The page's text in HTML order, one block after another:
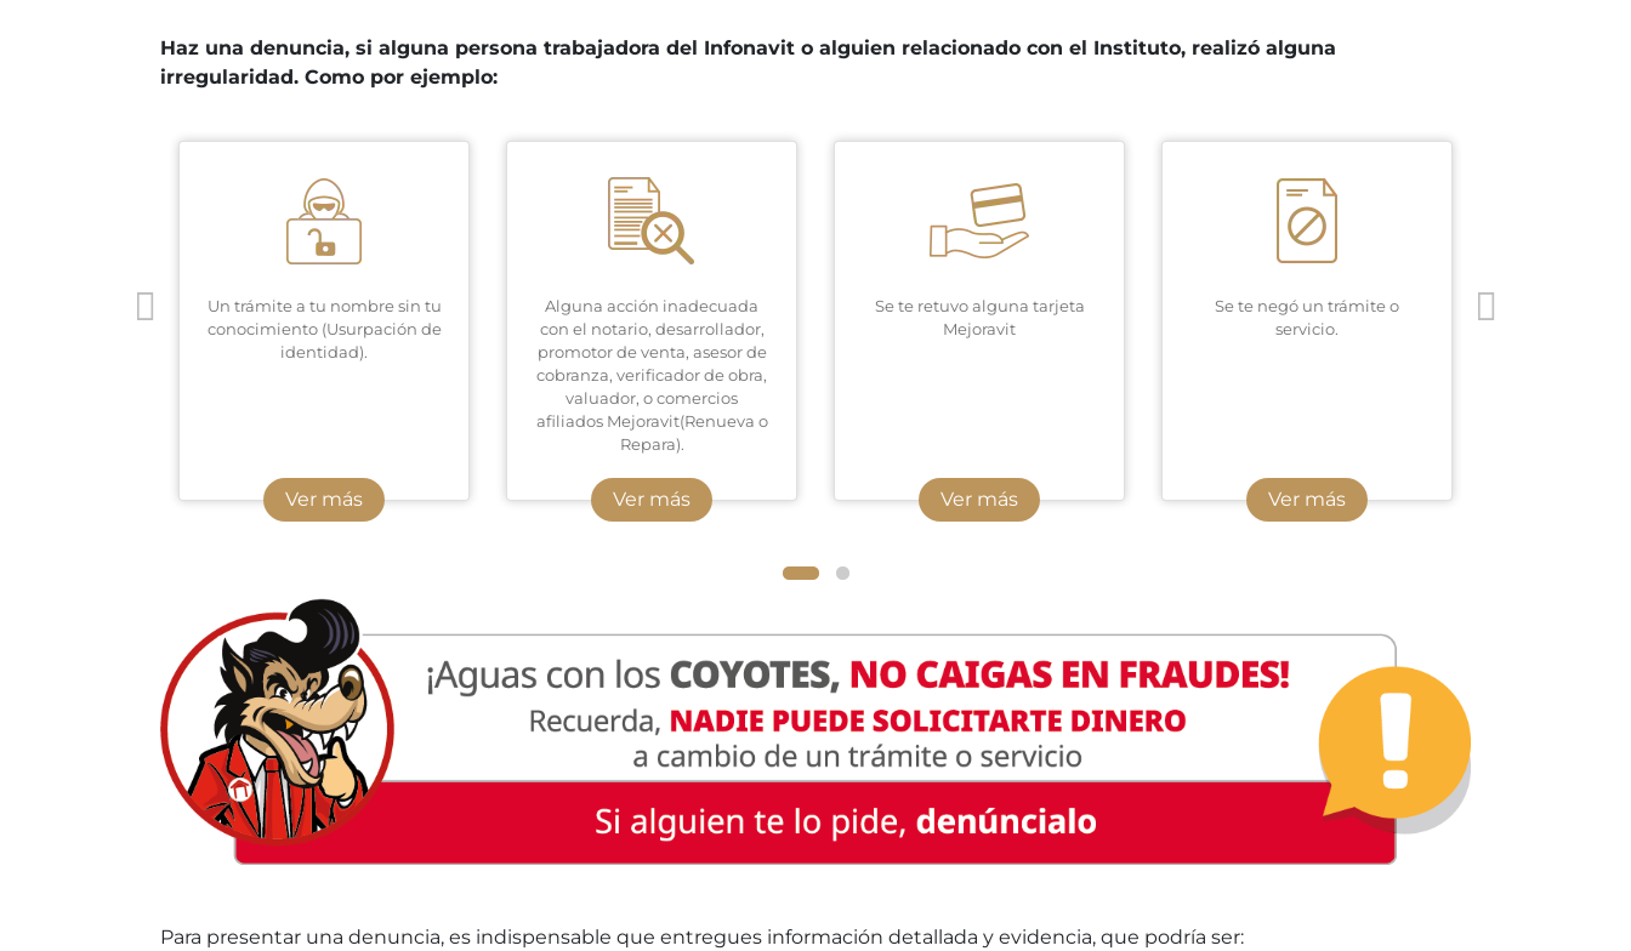
Haz una denuncia, si alguna persona trabajadora del Infonavit o alguien relacionado con el Instituto, realizó alguna
irregularidad. Como por ejemplo:
Un trámite a tu nombre sin tu
conocimiento (Usurpación de
identidad).
Ver más
Alguna acción inadecuada
con el notario, desarrollador,
promotor de venta, asesor de
cobranza, verificador de obra,
valuador, o comercios
afiliados Mejoravit(Renueva o
Repara).
Ver más
Se te retuvo alguna tarjeta
Mejoravit
Ver más
Se te negó un trámite o
servicio.
Ver más
Para presentar una denuncia, es indispensable que entregues información detallada y evidencia, que podría ser: